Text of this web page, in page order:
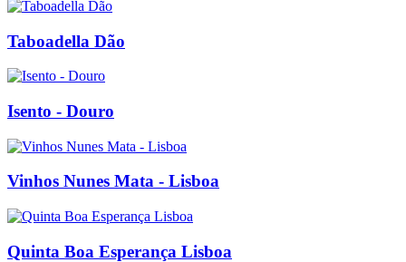
Taboadella Dão
Isento - Douro
Vinhos Nunes Mata - Lisboa
Quinta Boa Esperança Lisboa